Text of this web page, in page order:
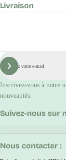
Livraison
E-
mail
S'inscrire
Inscrivez-vous à notre
nouveautés.
Nous contacter :
Suivez-nous sur